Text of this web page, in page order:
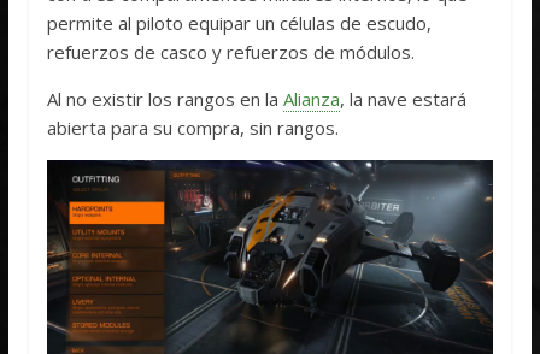
permite al piloto equipar un células de escudo,
refuerzos de casco y refuerzos de módulos.
Al no existir los rangos en laAlianza, la nave estará
abierta para su compra, sin rangos.